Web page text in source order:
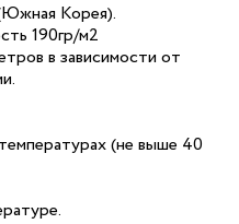
Корея).
190гр/м2
в зависимости от
(не выше 40